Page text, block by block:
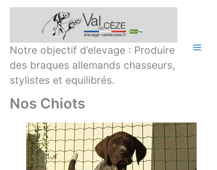
Aller
Notre objectif d’elevage : Produire
des braques allemands chasseurs,
stylistes et equilibrés.
Nos Chiots